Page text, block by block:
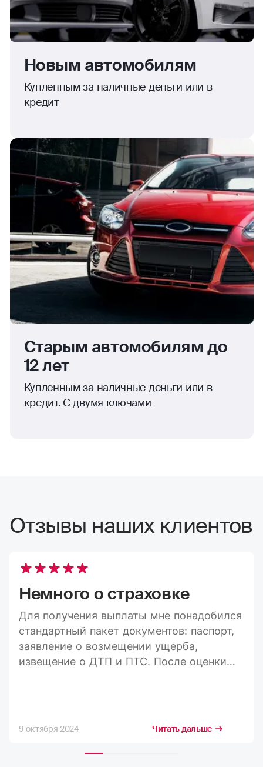
Новым автомобилям
Купленным за наличные деньги или в
кредит
Старым автомобилям до
12 лет
Купленным за наличные деньги или в
кредит. С двумя ключами
Отзывы наших клиентов
Немного о страховке
Для получения выплаты мне понадобился
стандартный пакет документов: паспорт,
заявление о возмещении ущерба,
извещение о ДТП и ПТС. После оценки
стремлюсь получить максимально
полностью устраивает расчёт страховых
9 октября 2024 Читать дальше